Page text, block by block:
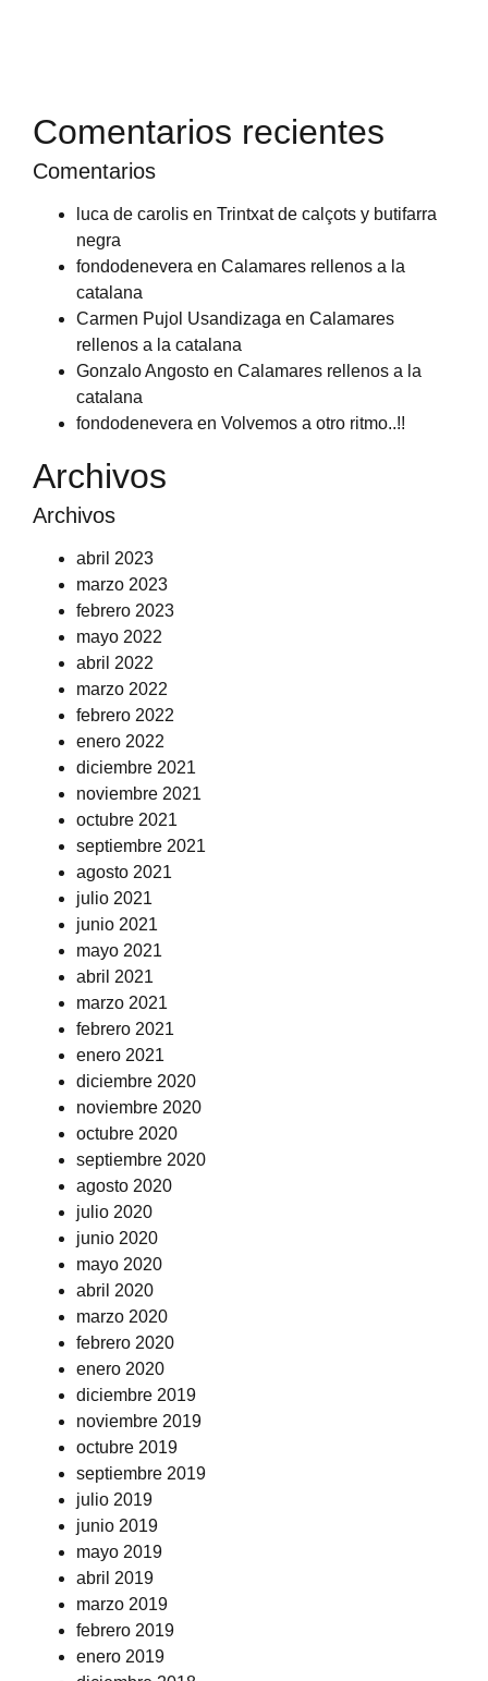
Comentarios recientes
Comentarios
luca de carolis en Trintxat de calçots y butifarra
negra
fondodenevera en Calamares rellenos a la
catalana
Carmen Pujol Usandizaga en Calamares
rellenos a la catalana
Gonzalo Angosto en Calamares rellenos a la
catalana
fondodenevera en Volvemos a otro ritmo..!!
Archivos
Archivos
abril 2023
marzo 2023
febrero 2023
mayo 2022
abril 2022
marzo 2022
febrero 2022
enero 2022
diciembre 2021
noviembre 2021
octubre 2021
septiembre 2021
agosto 2021
julio 2021
junio 2021
mayo 2021
abril 2021
marzo 2021
febrero 2021
enero 2021
diciembre 2020
noviembre 2020
octubre 2020
septiembre 2020
agosto 2020
julio 2020
junio 2020
mayo 2020
abril 2020
marzo 2020
febrero 2020
enero 2020
diciembre 2019
noviembre 2019
octubre 2019
septiembre 2019
julio 2019
junio 2019
mayo 2019
abril 2019
marzo 2019
febrero 2019
enero 2019